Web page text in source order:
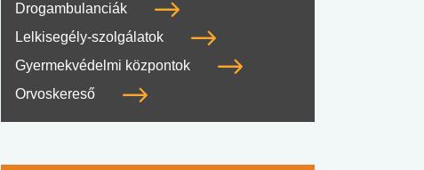
Drogambulanciák
Lelkisegély-szolgálatok
Gyermekvédelmi központok
Orvoskereső